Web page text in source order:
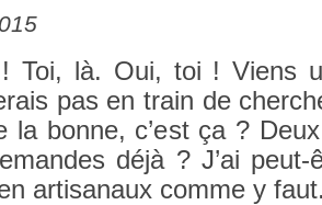
Toi, là. Oui, toi ! Viens
pas en train de
la bonne, c’est ça ?
déjà ? J’ai
ar­tisanaux comme y